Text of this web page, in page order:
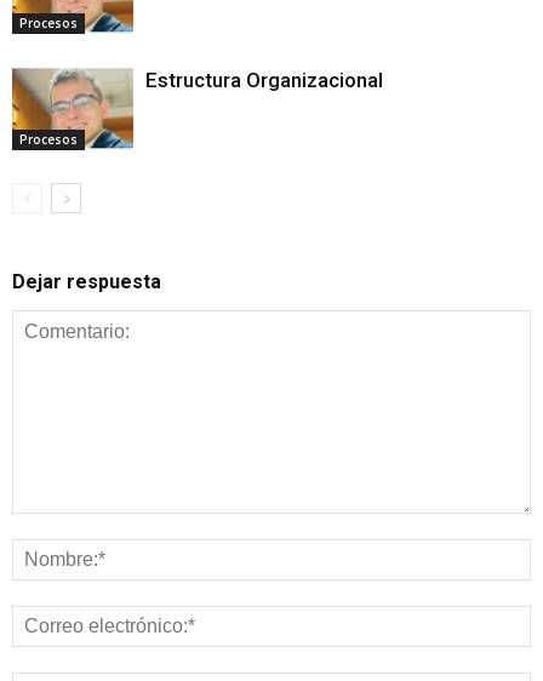
Procesos
Procesos
Estructura Organizacional
Dejar respuesta